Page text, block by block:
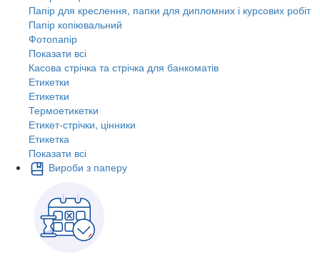
Папір для креслення, папки для дипломних і курсових робіт
Папір копіювальний
Фотопапір
Показати всі
Касова стрічка та стрічка для банкоматів
Етикетки
Етикетки
Термоетикетки
Етикет-стрічки, цінники
Етикетка
Показати всі
Вироби з паперу